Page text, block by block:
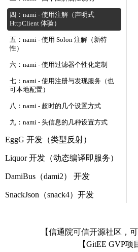
四：nami - 使用注解（声明式
HttpClient 体验）
五：nami - 使用 Solon 注解（新特
性）
六：nami - 使用过滤器个性化定制
七：nami - 使用注册与发现服务（也
可本地配置）
八：nami - 超时的几个设置方式
九：nami - 头信息的几种设置方式
EggG 开发（类型反射）
Liquor 开发（动态编译即服务）
DamiBus（dami2） 开发
SnackJson（snack4）开发
【信通院可信开源社区，
【GitEE GVP项